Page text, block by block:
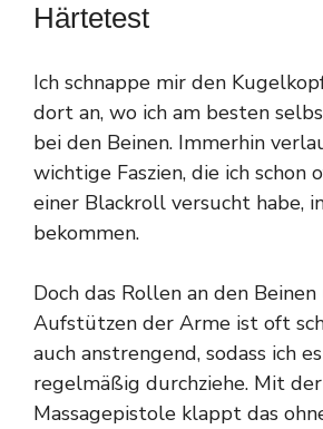
Härtetest
Ich schnappe mir den
dort an, wo ich am besten
bei den Beinen. Immerhin
wichtige Faszien, die ich
einer Blackroll versucht habe,
bekommen.
Doch das Rollen an den
Aufstützen der Arme ist oft
auch anstrengend, sodass ich
regelmäßig durchziehe. Mit der
Massagepistole klappt das